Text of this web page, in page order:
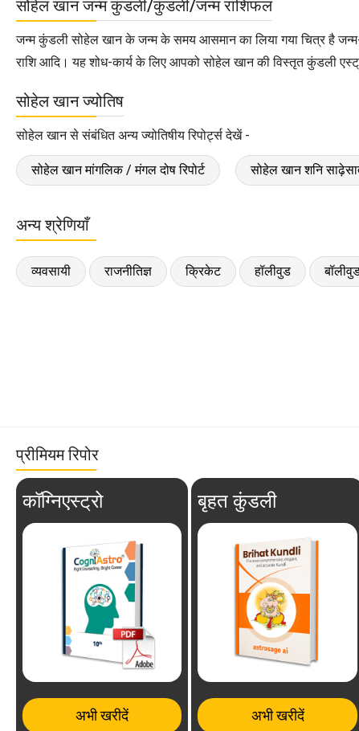
सोहेल खान जन्म कुंडली/कुंडली/जन्म राशिफल
जन्म कुंडली सोहेल खान के जन्म के समय आसमान का लिया गया चित्र है
राशि आदि। यह शोध-कार्य के लिए आपको सोहेल खान की विस्तृत कुंडली
सोहेल खान ज्योतिष
सोहेल खान से संबंधित अन्य ज्योतिषीय रिपोर्ट्स देखें -
सोहेल खान मांगलिक / मंगल दोष रिपोर्ट सोहेल खान शनि
अन्य श्रेणियाँ
व्यवसायी राजनीतिज्ञ क्रिकेट हॉलीवुड
प्रीमियम रिपोर
कॉग्निएस्ट्रो
अभी खरीदें
बृहत कुंडली
अभी खरीदें